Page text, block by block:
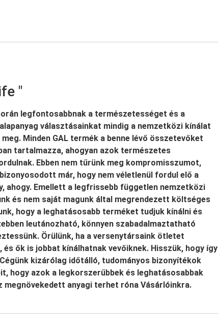
"
legfontosabbnak a természetességet és a
választásainkat mindig a nemzetközi kínálat
Minden GAL termék a benne lévő összetevőket
tartalmazza, ahogyan azok természetes
Ebben nem tűrünk meg kompromisszumot,
már, hogy nem véletlenül fordul elő a
ahogy. Emellett a legfrissebb független nemzetközi
és nem saját magunk által megrendezett költséges
hogy a leghatásosabb terméket tudjuk kínálni és
leutánozható, könnyen szabadalmaztatható
Örülünk, ha a versenytársaink ötletet
ők is jobbat kínálhatnak vevőiknek. Hisszük, hogy így
kizárólag időtálló, tudományos bizonyítékok
hogy azok a legkorszerűbbek és leghatásosabbak
megnövekedett anyagi terhet róna Vásárlóinkra.